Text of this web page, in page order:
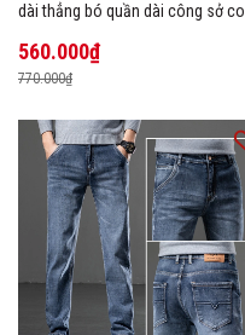
dài thẳng bó quần dài công sở co
560.000₫
770.000₫